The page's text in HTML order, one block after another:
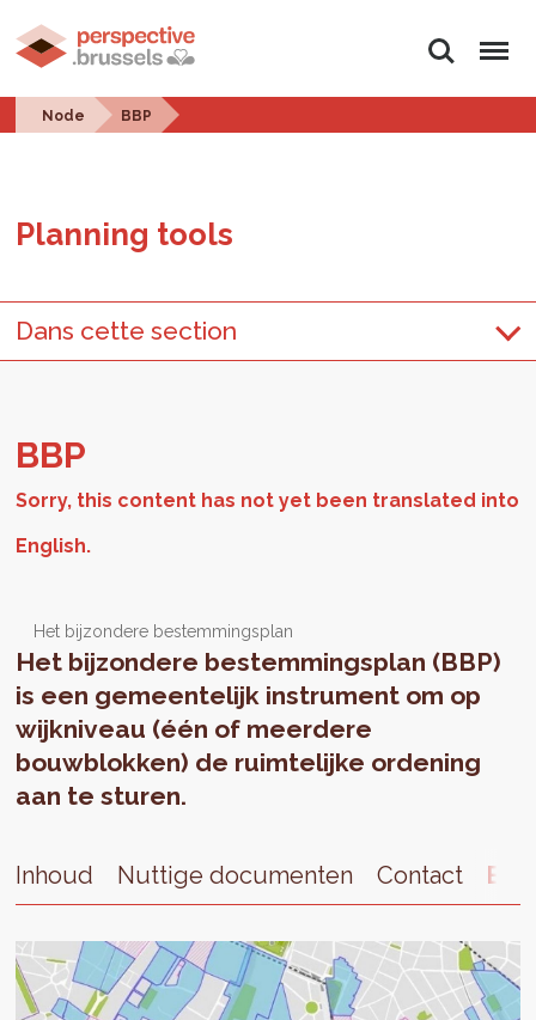
Search Menu
Node BBP
Plan­ning tools
Dans cette section
BBP
Het bijzondere bestemmingsplan
Het bijzondere bestemmingsplan (BBP)
is een gemeentelijk instrument om op
wijkniveau (één of meerdere
bouwblokken) de ruimtelijke ordening
aan te sturen.
Inhoud Nuttige documenten Contact